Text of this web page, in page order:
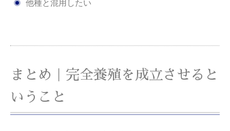
他種と混用したい
まとめ｜完全養殖を成立させると
いうこと